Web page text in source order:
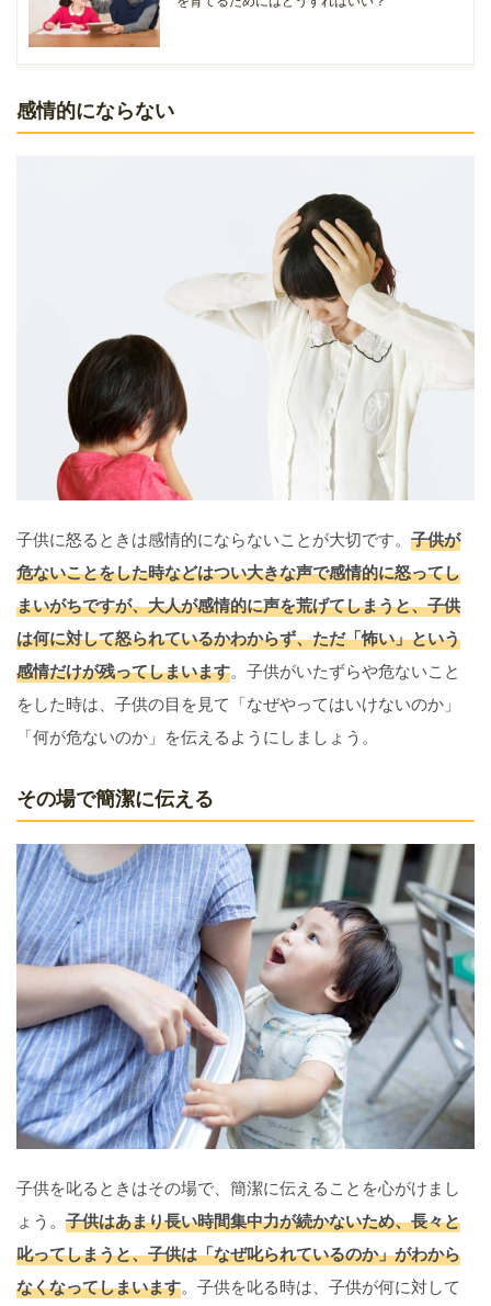
感情的にならない
子供に怒るときは感情的にならないことが大切です。 子供が
危ないことをした時などはつい大きな声で感情的に怒ってし
まいがちですが、大人が感情的に声を荒げてしまうと、子供
は何に対して怒られているかわからず、ただ「怖い」という
感情だけが残ってしまいます。子供がいたずらや危ないこと
をした時は、子供の目を見て「なぜやってはいけないのか」
「何が危ないのか」を伝えるようにしましょう。
その場で簡潔に伝える
子供を叱るときはその場で、簡潔に伝えることを心がけまし
ょう。 子供はあまり長い時間集中力が続かないため、長々と
叱ってしまうと、子供は「なぜ叱られているのか」がわから
なくなってしまいます。子供を叱る時は、子供が何に対して